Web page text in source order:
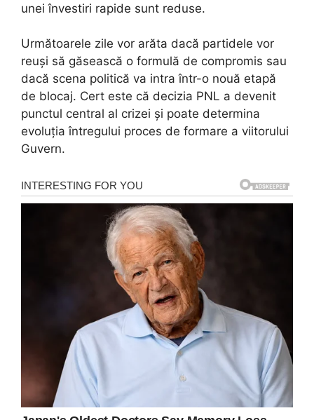
unei învestiri rapide sunt reduse.
Următoarele zile vor arăta dacă partidele vor
reuși să găsească o formulă de compromis sau
dacă scena politică va intra într-o nouă etapă
de blocaj. Cert este că decizia PNL a devenit
punctul central al crizei și poate determina
evoluția întregului proces de formare a viitorului
Guvern.